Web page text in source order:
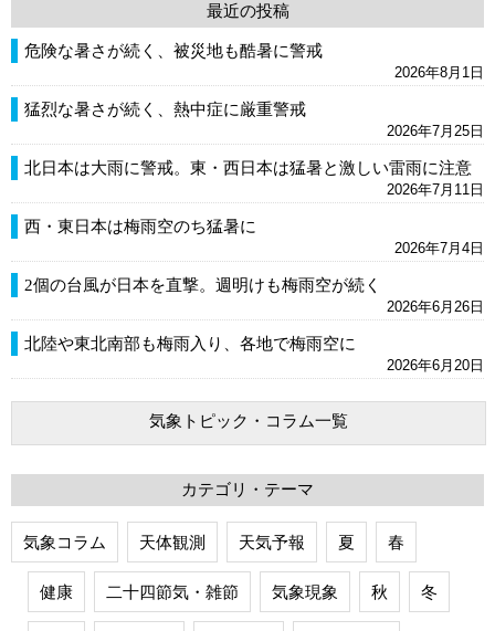
最近の投稿
危険な暑さが続く、被災地も酷暑に警戒
2026年8月1日
猛烈な暑さが続く、熱中症に厳重警戒
2026年7月25日
北日本は大雨に警戒。東・西日本は猛暑と激しい雷雨に注意
2026年7月11日
西・東日本は梅雨空のち猛暑に
2026年7月4日
2個の台風が日本を直撃。週明けも梅雨空が続く
2026年6月26日
北陸や東北南部も梅雨入り、各地で梅雨空に
2026年6月20日
気象トピック・コラム一覧
カテゴリ・テーマ
気象コラム 天体観測 天気予報 夏 春
健康 二十四節気・雑節 気象現象 秋 冬